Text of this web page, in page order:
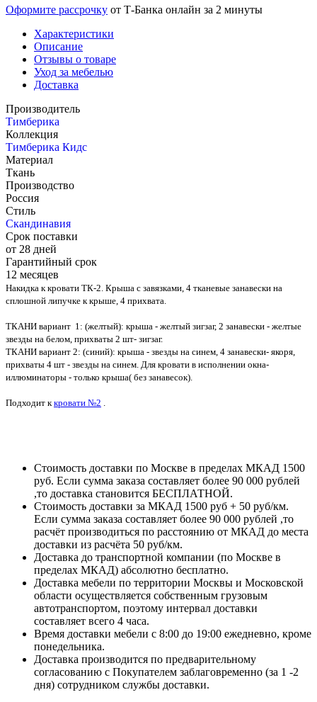
Оформите рассрочку от Т-Банка онлайн за 2 минуты
Характеристики
Описание
Отзывы о товаре
Уход за мебелью
Доставка
Производитель
Тимберика
Коллекция
Тимберика Кидс
Материал
Ткань
Производство
Россия
Стиль
Скандинавия
Срок поставки
от 28 дней
Гарантийный срок
12 месяцев
Накидка к кровати ТК-2. Крыша с завязками, 4 тканевые занавески на
сплошной липучке к крыше, 4 прихвата.
ТКАНИ вариант 1: (желтый): крыша - желтый зигзаг, 2 занавески - желтые
звезды на белом, прихваты 2 шт- зигзаг.
ТКАНИ вариант 2: (синий): крыша - звезды на синем, 4 занавески- якоря,
прихваты 4 шт - звезды на синем. Для кровати в исполнении окна-
иллюминаторы - только крыша( без занавесок).
Подходит ккровати №2 .
Стоимость доставки по Москве в пределах МКАД 1500
руб. Если сумма заказа составляет более 90 000 рублей
,то доставка становится БЕСПЛАТНОЙ.
Стоимость доставки за МКАД 1500 руб + 50 руб/км.
Если сумма заказа составляет более 90 000 рублей ,то
расчёт производиться по расстоянию от МКАД до места
доставки из расчёта 50 руб/км.
Доставка до транспортной компании (по Москве в
пределах МКАД) абсолютно бесплатно.
Доставка мебели по территории Москвы и Московской
области осуществляется собственным грузовым
автотранспортом, поэтому интервал доставки
составляет всего 4 часа.
Время доставки мебели с 8:00 до 19:00 ежедневно, кроме
понедельника.
Доставка производится по предварительному
согласованию с Покупателем заблаговременно (за 1 -2
дня) сотрудником службы доставки.